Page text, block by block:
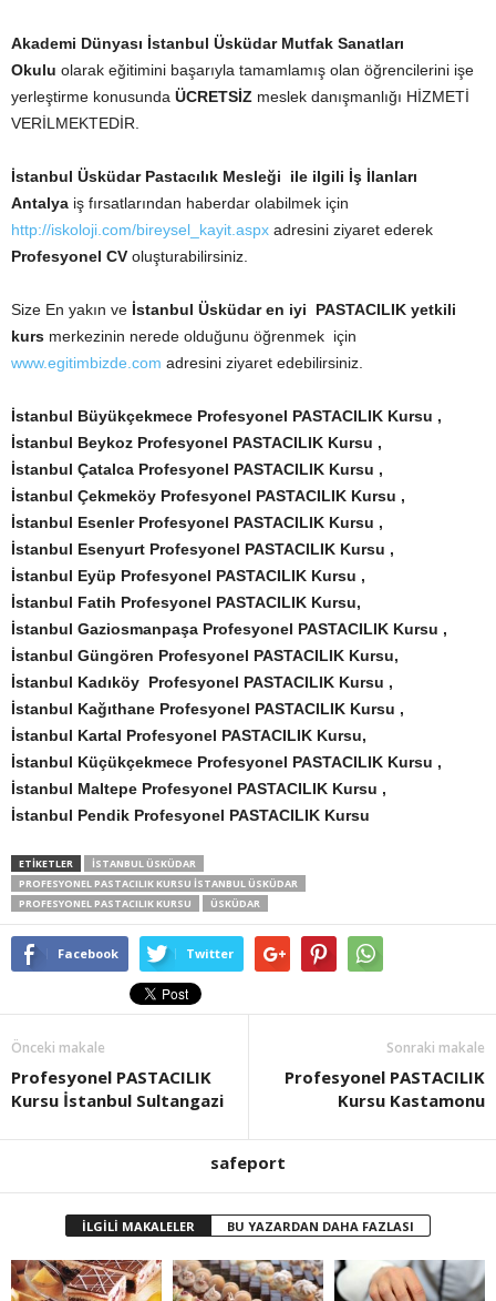
Akademi Dünyası İstanbul Üsküdar Mutfak Sanatları
Okulu olarak eğitimini başarıyla tamamlamış olan öğrencilerini işe
yerleştirme konusunda ÜCRETSİZ meslek danışmanlığı HİZMETİ
VERİLMEKTEDİR.
İstanbul Üsküdar Pastacılık Mesleği ile ilgili İş İlanları
Antalya iş fırsatlarından haberdar olabilmek için
http://iskoloji.com/bireysel_kayit.aspx adresini ziyaret ederek
Profesyonel CV oluşturabilirsiniz.
Size En yakın ve İstanbul Üsküdar en iyi PASTACILIK yetkili
kurs merkezinin nerede olduğunu öğrenmek için
www.egitimbizde.com adresini ziyaret edebilirsiniz.
İstanbul Büyükçekmece Profesyonel PASTACILIK Kursu ,
İstanbul Beykoz Profesyonel PASTACILIK Kursu ,
İstanbul Çatalca Profesyonel PASTACILIK Kursu ,
İstanbul Çekmeköy Profesyonel PASTACILIK Kursu ,
İstanbul Esenler Profesyonel PASTACILIK Kursu ,
İstanbul Esenyurt Profesyonel PASTACILIK Kursu ,
İstanbul Eyüp Profesyonel PASTACILIK Kursu ,
İstanbul Fatih Profesyonel PASTACILIK Kursu,
İstanbul Gaziosmanpaşa Profesyonel PASTACILIK Kursu ,
İstanbul Güngören Profesyonel PASTACILIK Kursu,
İstanbul Kadıköy Profesyonel PASTACILIK Kursu ,
İstanbul Kağıthane Profesyonel PASTACILIK Kursu ,
İstanbul Kartal Profesyonel PASTACILIK Kursu,
İstanbul Küçükçekmece Profesyonel PASTACILIK Kursu ,
İstanbul Maltepe Profesyonel PASTACILIK Kursu ,
İstanbul Pendik Profesyonel PASTACILIK Kursu
ETİKETLER
İSTANBUL ÜSKÜDAR
PROFESYONEL PASTACILIK KURSU İSTANBUL ÜSKÜDAR
PROFESYONEL PASTACILIK KURSU
ÜSKÜDAR
Facebook Twitter
Önceki makale
Profesyonel PASTACILIK
Kursu İstanbul Sultangazi
Sonraki makale
Profesyonel PASTACILIK
Kursu Kastamonu
safeport
İLGİLİ MAKALELER BU YAZARDAN DAHA FAZLASI